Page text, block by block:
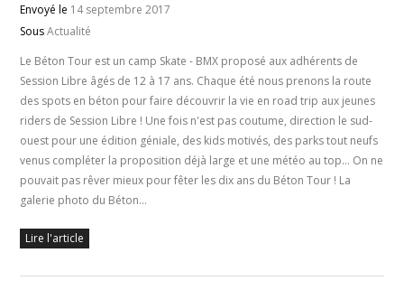
Envoyé le 14 septembre 2017
SousActualité
Le Béton Tour est un camp Skate - BMX proposé aux adhérents de
Session Libre âgés de 12 à 17 ans. Chaque été nous prenons la route
des spots en béton pour faire découvrir la vie en road trip aux jeunes
riders de Session Libre ! Une fois n'est pas coutume, direction le sud-
ouest pour une édition géniale, des kids motivés, des parks tout neufs
venus compléter la proposition déjà large et une météo au top... On ne
pouvait pas rêver mieux pour fêter les dix ans du Béton Tour ! La
galerie photo du Béton…
Lire l'article